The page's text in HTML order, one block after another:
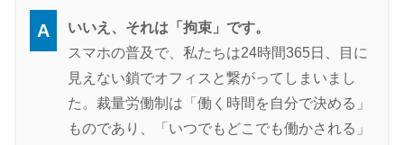
A
いいえ、それは「拘束」です。
スマホの普及で、私たちは24時間365日、目に
見えない鎖でオフィスと繋がってしまいまし
た。裁量労働制は「働く時間を自分で決める」
ものであり、「いつでもどこでも働かされる」